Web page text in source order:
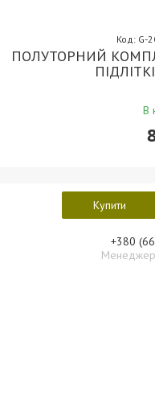
ПОЛУТОРНИЙ
В
Код: G-
Купити
+380
Менеджер